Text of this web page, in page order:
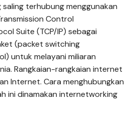
terhubung menggunakan
Control
Suite (TCP/IP) sebagai
(packet switching
untuk melayani miliaran
Rangkaian-rangkaian internet
Internet. Cara menghubungkan
ini dinamakan internetworking